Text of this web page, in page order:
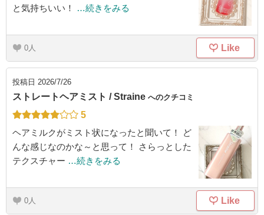
と気持ちいい！
…続きをみる
0 Like
投稿日 2026/7/26
ストレートヘアミスト / Straine へのクチコミ
5
ヘアミルクがミスト状になったと聞いて！ ど
んな感じなのかな～と思って！ さらっとした
テクスチャー …続きをみる
0 Like